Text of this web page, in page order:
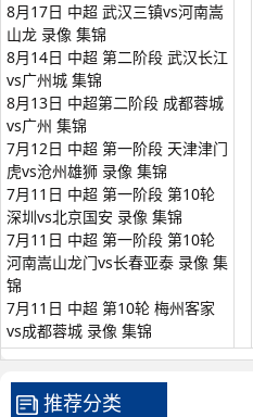
8月17日 中超 武汉三镇vs河南嵩
山龙 录像 集锦
8月14日 中超 第二阶段 武汉长江
vs广州城 集锦
8月13日 中超第二阶段 成都蓉城
vs广州 集锦
7月12日 中超 第一阶段 天津津门
虎vs沧州雄狮 录像 集锦
7月11日 中超 第一阶段 第10轮
深圳vs北京国安 录像 集锦
7月11日 中超 第一阶段 第10轮
河南嵩山龙门vs长春亚泰 录像 集
锦
7月11日 中超 第10轮 梅州客家
vs成都蓉城 录像 集锦
推荐分类